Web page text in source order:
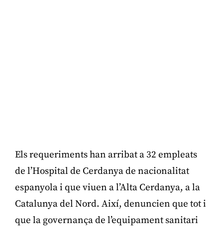
Els requeriments han arribat a 32 empleats
de l’Hospital de Cerdanya de nacionalitat
espanyola i que viuen a l’Alta Cerdanya, a la
Catalunya del Nord. Així, denuncien que tot i
que la governança de l’equipament sanitari